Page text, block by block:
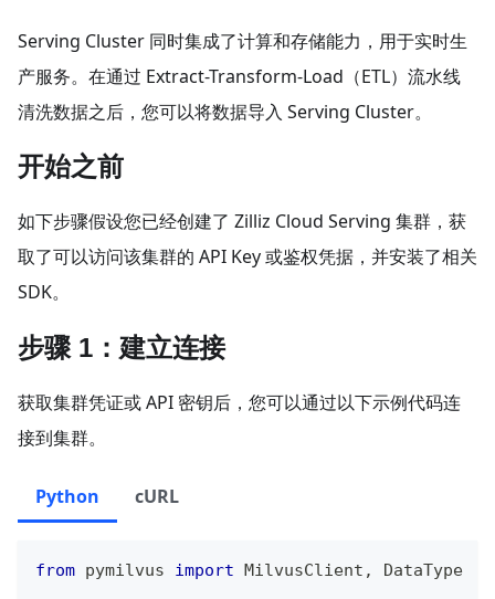
Serving Cluster 同时集成了计算和存储能力，用于实时生
产服务。在通过 Extract-Transform-Load（ETL）流水线
清洗数据之后，您可以将数据导入 Serving Cluster。
开始之前
如下步骤假设您已经创建了 Zilliz Cloud Serving 集群，获
取了可以访问该集群的 API Key 或鉴权凭据，并安装了相关
SDK。
步骤 1：建立连接
获取集群凭证或 API 密钥后，您可以通过以下示例代码连
接到集群。
Python cURL
from pymilvus import MilvusClient , DataType